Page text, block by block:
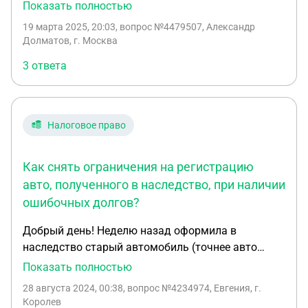
авто не может быть на двух собственников быть
оформлен и априори хозяин авто несёт все траты
по содержание его.
уплаты пошлин, в данном случае 2) какие
Показать полностью
19 марта 2025, 20:03, вопрос №4479507, Александр
Долматов, г. Москва
3 ответа
Налоговое право
Как снять ограничения на регистрацию
авто, полученного в наследство, при наличии
ошибочных долгов?
Добрый день! Неделю назад оформила в
наследство старый автомобиль (точнее авто
хлам) и начала искать пути избавления от него.
выписку через гос услуги, тк не была уверена, что
Показать полностью
28 августа 2024, 00:38, вопрос №4234974, Евгения, г.
Королев